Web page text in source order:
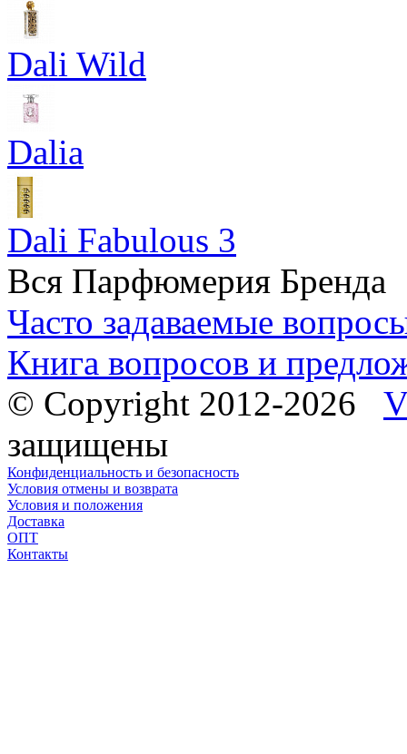
Dali Wild
Dalia
Dali Fabulous 3
Вся Парфюмерия Бренда
Часто задаваемые
Книга вопросов и
© Copyright 2012-2026
защищены
Конфиденциальность и безопасность
Условия отмены и возврата
Условия и положения
Доставка
ОПТ
Контакты